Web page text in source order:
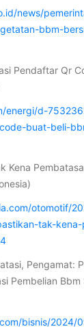
news/
bbm-
Pendaftar Qr
energi/d-
buat-beli-
Kena
otomotif/
tak-
Pengamat:
Pembelian
bisnis/2024/